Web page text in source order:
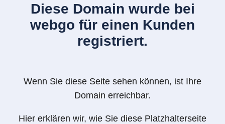
Diese Domain wurde bei
webgo für einen Kunden
registriert.
Wenn Sie diese Seite sehen können, ist Ihre
Domain erreichbar.
Hier erklären wir, wie Sie diese Platzhalterseite